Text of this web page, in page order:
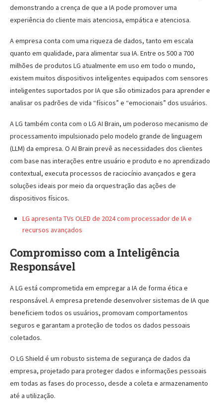
demonstrando a crença de que a IA pode promover uma
experiência do cliente mais atenciosa, empática e atenciosa.
A empresa conta com uma riqueza de dados, tanto em escala
quanto em qualidade, para alimentar sua IA. Entre os 500 a 700
milhões de produtos LG atualmente em uso em todo o mundo,
existem muitos dispositivos inteligentes equipados com sensores
inteligentes suportados por IA que são otimizados para aprender e
analisar os padrões de vida “físicos” e “emocionais” dos usuários.
A LG também conta com o LG AI Brain, um poderoso mecanismo de
processamento impulsionado pelo modelo grande de linguagem
(LLM) da empresa. O AI Brain prevê as necessidades dos clientes
com base nas interações entre usuário e produto e no aprendizado
contextual, executa processos de raciocínio avançados e gera
soluções ideais por meio da orquestração das ações de
dispositivos físicos.
LG apresenta TVs OLED de 2024 com processador de IA e
recursos avançados
Compromisso com a Inteligência
Responsável
A LG está comprometida em empregar a IA de forma ética e
responsável. A empresa pretende desenvolver sistemas de IA que
beneficiem todos os usuários, promovam comportamentos
seguros e garantam a proteção de todos os dados pessoais
coletados.
O LG Shield é um robusto sistema de segurança de dados da
empresa, projetado para proteger dados e informações pessoais
em todas as fases do processo, desde a coleta e armazenamento
até a utilização.